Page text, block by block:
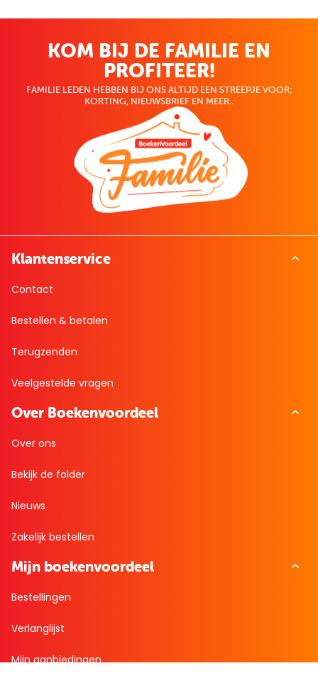
KOM BIJ DE FAMILIE EN
PROFITEER!
FAMILIE LEDEN HEBBEN BIJ ONS ALTIJD EEN STREEPJE VOOR;
KORTING, NIEUWSBRIEF EN MEER..
Klantenservice
Contact
Bestellen & betalen
Terugzenden
Veelgestelde vragen
Over Boekenvoordeel
Over ons
Bekijk de folder
Nieuws
Zakelijk bestellen
Mijn boekenvoordeel
Bestellingen
Verlanglijst
Mijn aanbiedingen